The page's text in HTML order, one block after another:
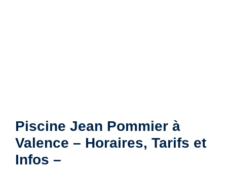
Piscine Jean Pommier à
Valence – Horaires, Tarifs et
Infos –